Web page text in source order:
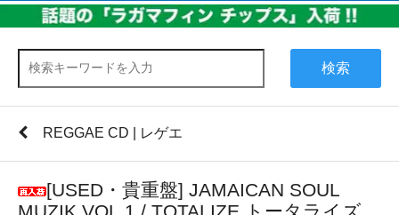
検索
REGGAE CD | レゲエ
[USED・貴重盤] JAMAICAN SOUL
MUZIK VOL.1 / TOTALIZE トータライズ